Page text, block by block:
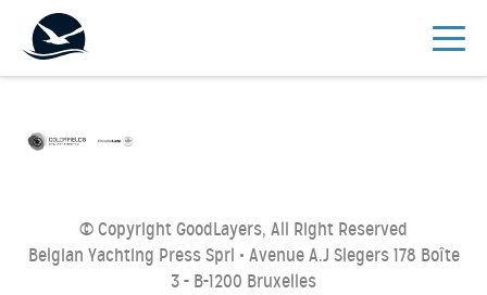
© Copyright GoodLayers, All Right Reserved
Belgian Yachting Press Sprl • Avenue A.J Slegers 178 Boîte
3 - B-1200 Bruxelles